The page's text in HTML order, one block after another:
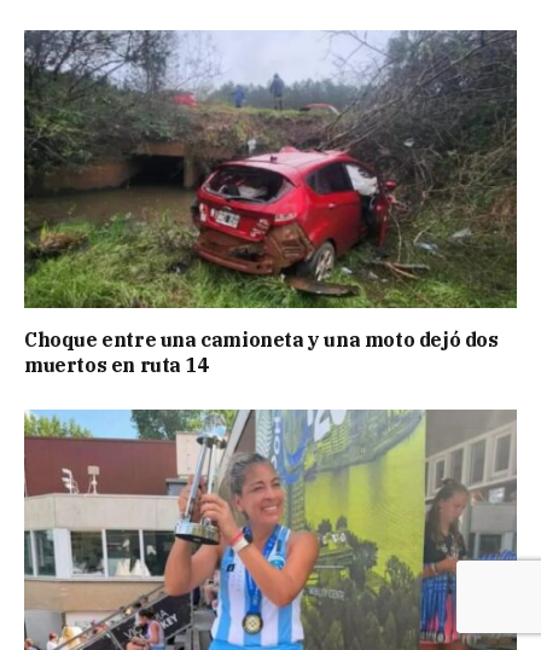
Choque entre una camioneta y una moto dejó dos
muertos en ruta 14